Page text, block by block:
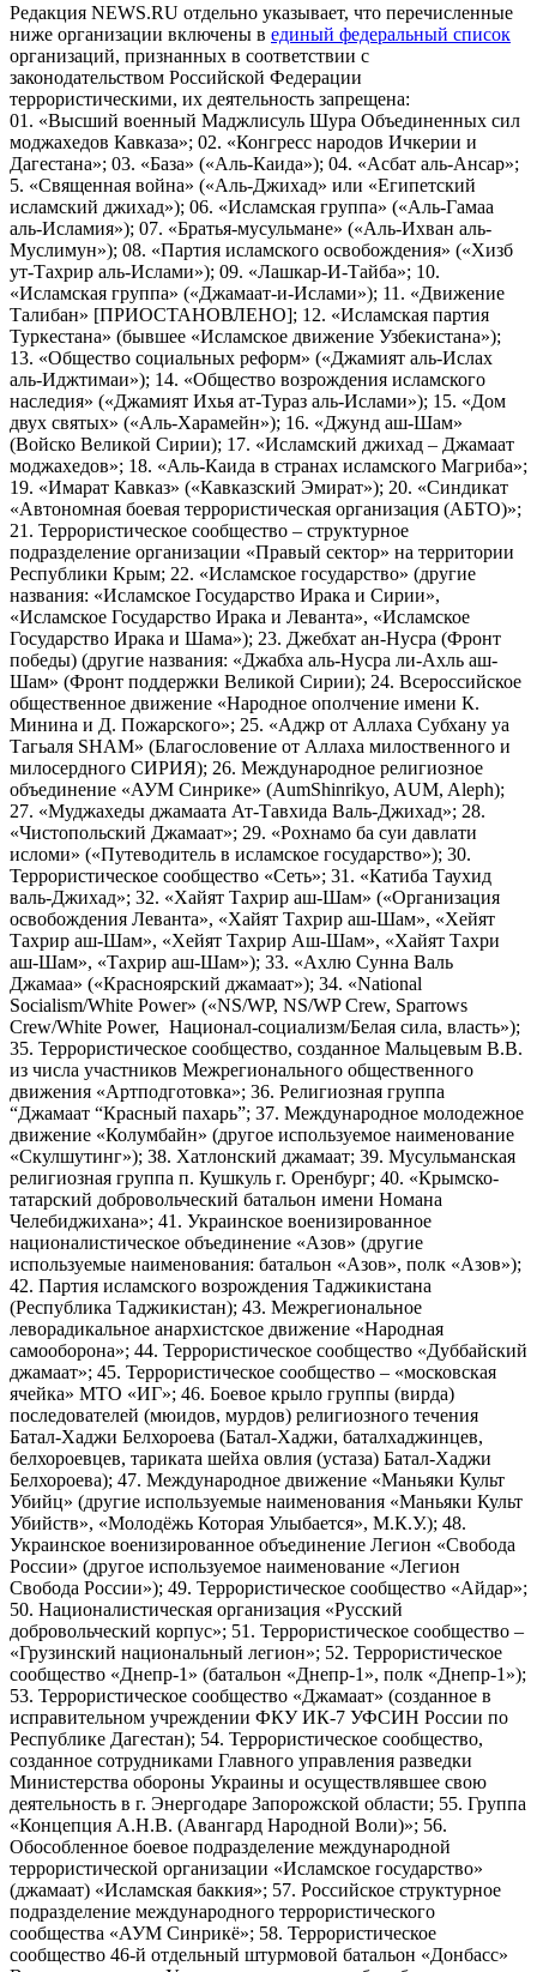
Редакция NEWS.RU отдельно указывает, что перечисленные
ниже организации включены в единый федеральный список
организаций, признанных в соответствии с
законодательством Российской Федерации
террористическими, их деятельность запрещена:
01. «Высший военный Маджлисуль Шура Объединенных сил
моджахедов Кавказа»; 02. «Конгресс народов Ичкерии и
Дагестана»; 03. «База» («Аль-Каида»); 04. «Асбат аль-Ансар»;
5. «Священная война» («Аль-Джихад» или «Египетский
исламский джихад»); 06. «Исламская группа» («Аль-Гамаа
аль-Исламия»); 07. «Братья-мусульмане» («Аль-Ихван аль-
Муслимун»); 08. «Партия исламского освобождения» («Хизб
ут-Тахрир аль-Ислами»); 09. «Лашкар-И-Тайба»; 10.
«Исламская группа» («Джамаат-и-Ислами»); 11. «Движение
Талибан» [ПРИОСТАНОВЛЕНО]; 12. «Исламская партия
Туркестана» (бывшее «Исламское движение Узбекистана»);
13. «Общество социальных реформ» («Джамият аль-Ислах
аль-Иджтимаи»); 14. «Общество возрождения исламского
наследия» («Джамият Ихья ат-Тураз аль-Ислами»); 15. «Дом
двух святых» («Аль-Харамейн»); 16. «Джунд аш-Шам»
(Войско Великой Сирии); 17. «Исламский джихад – Джамаат
моджахедов»; 18. «Аль-Каида в странах исламского Магриба»;
19. «Имарат Кавказ» («Кавказский Эмират»); 20. «Синдикат
«Автономная боевая террористическая организация (АБТО)»;
21. Террористическое сообщество – структурное
подразделение организации «Правый сектор» на территории
Республики Крым; 22. «Исламское государство» (другие
названия: «Исламское Государство Ирака и Сирии»,
«Исламское Государство Ирака и Леванта», «Исламское
Государство Ирака и Шама»); 23. Джебхат ан-Нусра (Фронт
победы) (другие названия: «Джабха аль-Нусра ли-Ахль аш-
Шам» (Фронт поддержки Великой Сирии); 24. Всероссийское
общественное движение «Народное ополчение имени К.
Минина и Д. Пожарского»; 25. «Аджр от Аллаха Субхану уа
Тагьаля SHAM» (Благословение от Аллаха милоственного и
милосердного СИРИЯ); 26. Международное религиозное
объединение «АУМ Синрике» (AumShinrikyo, AUM, Aleph);
27. «Муджахеды джамаата Ат-Тавхида Валь-Джихад»; 28.
«Чистопольский Джамаат»; 29. «Рохнамо ба суи давлати
исломи» («Путеводитель в исламское государство»); 30.
Террористическое сообщество «Сеть»; 31. «Катиба Таухид
валь-Джихад»; 32. «Хайят Тахрир аш-Шам» («Организация
освобождения Леванта», «Хайят Тахрир аш-Шам», «Хейят
Тахрир аш-Шам», «Хейят Тахрир Аш-Шам», «Хайят Тахри
аш-Шам», «Тахрир аш-Шам»); 33. «Ахлю Сунна Валь
Джамаа» («Красноярский джамаат»); 34. «National
Socialism/White Power» («NS/WP, NS/WP Crew, Sparrows
Crew/White Power, Национал-социализм/Белая сила, власть»);
35. Террористическое сообщество, созданное Мальцевым В.В.
из числа участников Межрегионального общественного
движения «Артподготовка»; 36. Религиозная группа
“Джамаат “Красный пахарь”; 37. Международное молодежное
движение «Колумбайн» (другое используемое наименование
«Скулшутинг»); 38. Хатлонский джамаат; 39. Мусульманская
религиозная группа п. Кушкуль г. Оренбург; 40. «Крымско-
татарский добровольческий батальон имени Номана
Челебиджихана»; 41. Украинское военизированное
националистическое объединение «Азов» (другие
используемые наименования: батальон «Азов», полк «Азов»);
42. Партия исламского возрождения Таджикистана
(Республика Таджикистан); 43. Межрегиональное
леворадикальное анархистское движение «Народная
самооборона»; 44. Террористическое сообщество «Дуббайский
джамаат»; 45. Террористическое сообщество – «московская
ячейка» МТО «ИГ»; 46. Боевое крыло группы (вирда)
последователей (мюидов, мурдов) религиозного течения
Батал-Хаджи Белхороева (Батал-Хаджи, баталхаджинцев,
белхороевцев, тариката шейха овлия (устаза) Батал-Хаджи
Белхороева); 47. Международное движение «Маньяки Культ
Убийц» (другие используемые наименования «Маньяки Культ
Убийств», «Молодёжь Которая Улыбается», М.К.У.); 48.
Украинское военизированное объединение Легион «Свобода
России» (другое используемое наименование «Легион
Свобода России»); 49. Террористическое сообщество «Айдар»;
50. Националистическая организация «Русский
добровольческий корпус»; 51. Террористическое сообщество –
«Грузинский национальный легион»; 52. Террористическое
сообщество «Днепр-1» (батальон «Днепр-1», полк «Днепр-1»);
53. Террористическое сообщество «Джамаат» (созданное в
исправительном учреждении ФКУ ИК-7 УФСИН России по
Республике Дагестан); 54. Террористическое сообщество,
созданное сотрудниками Главного управления разведки
Министерства обороны Украины и осуществлявшее свою
деятельность в г. Энергодаре Запорожской области; 55. Группа
«Концепция А.Н.В. (Авангард Народной Воли)»; 56.
Обособленное боевое подразделение международной
террористической организации «Исламское государство»
(джамаат) «Исламская баккия»; 57. Российское структурное
подразделение международного террористического
сообщества «АУМ Синрикё»; 58. Террористическое
сообщество 46-й отдельный штурмовой батальон «Донбасс»